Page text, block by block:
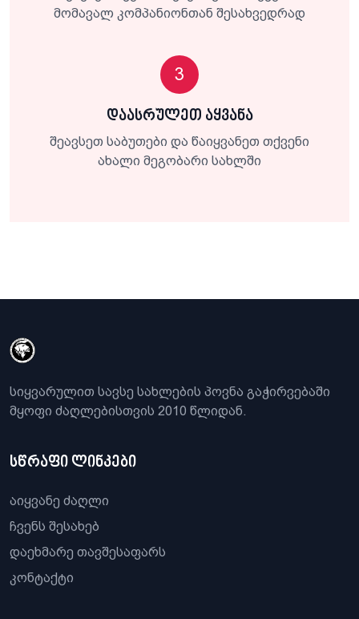
მომავალ კომპანიონთან შესახვედრად
3
დაასრულეთ აყვანა
შეავსეთ საბუთები და წაიყვანეთ თქვენი
ახალი მეგობარი სახლში
სიყვარულით სავსე სახლების პოვნა გაჭირვებაში
მყოფი ძაღლებისთვის 2010 წლიდან.
სწრაფი ლინკები
აიყვანე ძაღლი
ჩვენს შესახებ
დაეხმარე თავშესაფარს
კონტაქტი